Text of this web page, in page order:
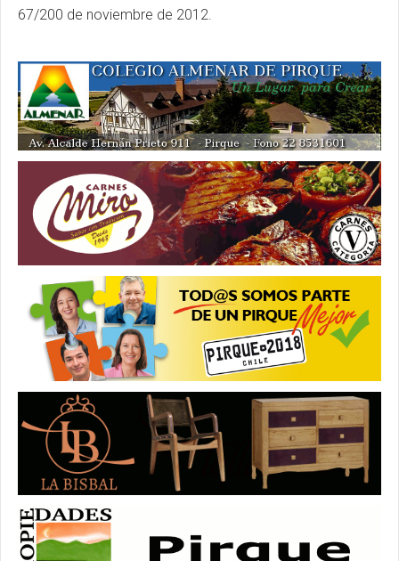
67/200 de noviembre de 2012.